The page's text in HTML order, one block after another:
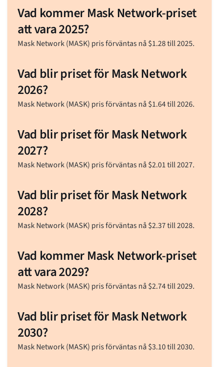
Vad kommer Mask Network-priset
att vara 2025?
Mask Network (MASK) pris förväntas nå $1.28till 2025.
Vad blir priset för Mask Network
2026?
Mask Network (MASK) pris förväntas nå $1.64till 2026.
Vad blir priset för Mask Network
2027?
Mask Network (MASK) pris förväntas nå $2.01till 2027.
Vad blir priset för Mask Network
2028?
Mask Network (MASK) pris förväntas nå $2.37till 2028.
Vad kommer Mask Network-priset
att vara 2029?
Mask Network (MASK) pris förväntas nå $2.74till 2029.
Vad blir priset för Mask Network
2030?
Mask Network (MASK) pris förväntas nå $3.10till 2030.